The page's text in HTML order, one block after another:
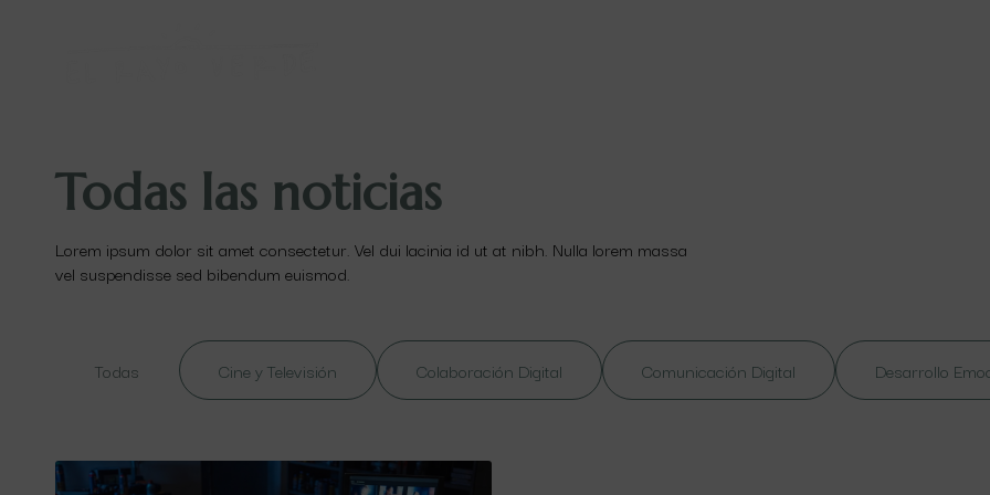
Todas las noticias
Lorem ipsum dolor sit amet consectetur. Vel dui lacinia id ut at nibh. Nulla lorem massa
vel suspendisse sed bibendum euismod.
Todas Cine y Televisión Colaboración Digital Comunicación Digital Desarrollo